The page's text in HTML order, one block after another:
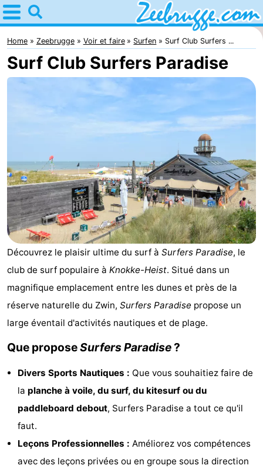
Home
Zeebrugge
Astuces
nuit
-
Holiday
Suites
Zeebrugge
-
Seaside
Blankenberge
Chambre
d'hôtes
Chaumières
Beachside
Hôtels
Last
minutes
Plages
Lieux
Musées
Home Zeebrugge Voir et faire Surfen Surf Club Surfers ...
Surf Club Surfers Paradise
Découvrez le plaisir ultime du surf à Surfers Paradise, le
club de surf populaire à Knokke-Heist. Situé dans un
magnifique emplacement entre les dunes et près de la
réserve naturelle du Zwin, Surfers Paradise propose un
large éventail d'activités nautiques et de plage.
Que proposeSurfers Paradise?
Divers Sports Nautiques : Que vous souhaitiez faire de
la planche à voile, du surf, du kitesurf ou du
paddleboard debout, Surfers Paradise a tout ce qu'il
faut.
Leçons Professionnelles : Améliorez vos compétences
avec des leçons privées ou en groupe sous la direction